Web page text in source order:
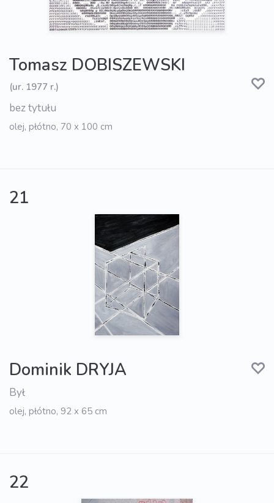
Tomasz DOBISZEWSKI
(ur. 1977 r.)
bez tytułu
olej, płótno, 70 x 100 cm
21
Dominik DRYJA
Był
olej, płótno, 92 x 65 cm
22